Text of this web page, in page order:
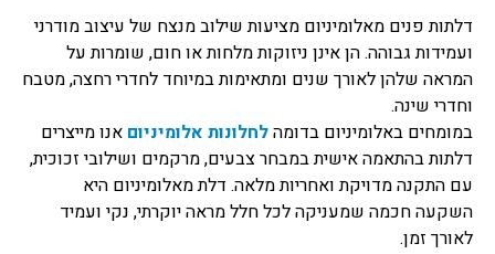
דלתות פנים מאלומיניום מציעות שילוב מנצח של עיצוב מודרני
ועמידות גבוהה. הן אינן ניזוקות מלחות או חום, שומרות על
המראה שלהן לאורך שנים ומתאימות במיוחד לחדרי רחצה, מטבח
וחדרי שינה.
במומחים באלומיניום בדומהלחלונות אלומיניוםאנו מייצרים
דלתות בהתאמה אישית במבחר צבעים, מרקמים ושילובי זכוכית,
עם התקנה מדויקת ואחריות מלאה. דלת מאלומיניום היא
השקעה חכמה שמעניקה לכל חלל מראה יוקרתי, נקי ועמיד
לאורך זמן.